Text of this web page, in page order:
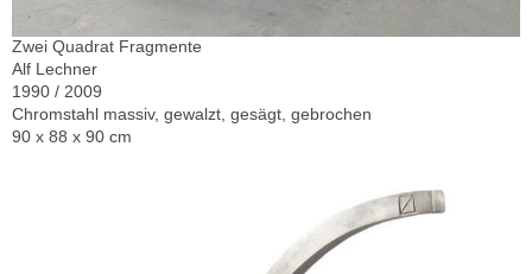
Zwei Quadrat Fragmente
Alf Lechner
1990 / 2009
Chromstahl massiv, gewalzt, gesägt, gebrochen
90 x 88 x 90 cm